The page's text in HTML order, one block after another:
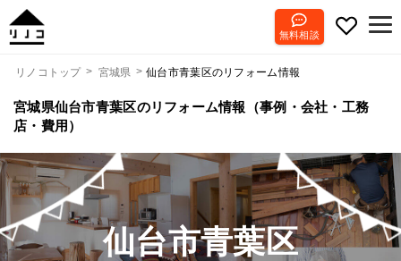
無料相談
リノコトップ 宮城県 仙台市青葉区のリフォーム情報
宮城県仙台市青葉区のリフォーム情報（事例・会社・工務
店・費用）
仙台市青葉区